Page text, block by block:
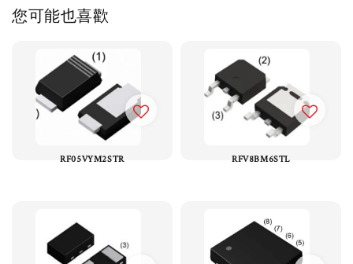
您可能也喜歡
RF05VYM2STR RFV8BM6STL